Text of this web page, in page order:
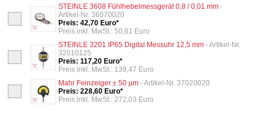
STEINLE 3608 Fühlhebelmessgerät 0,8 / 0,01 mm -
Artikel-Nr. 36070020
Preis: 42,70 Euro*
Preis inkl. MwSt.: 50,81 Euro
STEINLE 3201 IP65 Digital Messuhr 12,5 mm - Artikel-Nr.
32010125
Preis: 117,20 Euro*
Preis inkl. MwSt.: 139,47 Euro
Mahr Feinzeiger ± 50 µm - Artikel-Nr. 37020020
Preis: 228,60 Euro*
Preis inkl. MwSt.: 272,03 Euro